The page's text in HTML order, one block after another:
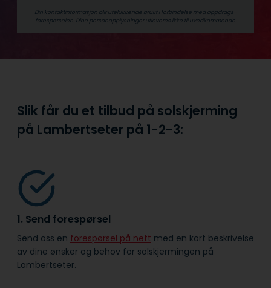
Din kontaktinformasjon blir utelukkende brukt i forbindelse med oppdrags­
forespørselen. Dine person­­opplysninger utleveres ikke til uvedkommende.
Slik får du et tilbud på solskjerming
på Lambertseter på 1-2-3:
1. Send forespørsel
Send oss en forespørsel på nett med en kort beskrivelse
av dine ønsker og behov for solskjermingen på
Lambertseter.